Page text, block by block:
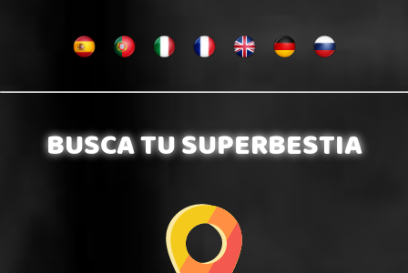
BUSCA TU SUPERBESTIA